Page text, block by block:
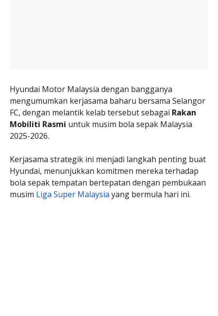
Hyundai Motor Malaysia dengan bangganya
mengumumkan kerjasama baharu bersama Selangor
FC, dengan melantik kelab tersebut sebagai Rakan
Mobiliti Rasmi untuk musim bola sepak Malaysia
2025-2026.
Kerjasama strategik ini menjadi langkah penting buat
Hyundai, menunjukkan komitmen mereka terhadap
bola sepak tempatan bertepatan dengan pembukaan
musim Liga Super Malaysia yang bermula hari ini.